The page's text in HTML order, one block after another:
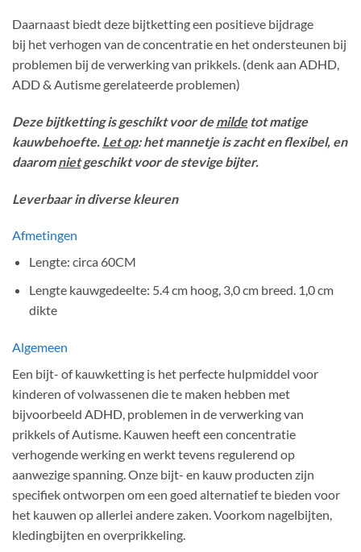
Daarnaast biedt deze bijtketting een positieve bijdrage
bij het verhogen van de concentratie en het ondersteunen bij
problemen bij de verwerking van prikkels. (denk aan ADHD,
ADD & Autisme gerelateerde problemen)
Deze bijtketting is geschikt voor demildetot matige
kauwbehoefte. Let op: het mannetje is zacht en flexibel, en
daaromnietgeschikt voor de stevige bijter.
Leverbaar in diverse kleuren
Afmetingen
Lengte: circa 60CM
Lengte kauwgedeelte: 5.4 cm hoog, 3,0 cm breed. 1,0 cm
dikte
Algemeen
Een bijt- of kauwketting is het perfecte hulpmiddel voor
kinderen of volwassenen die te maken hebben met
bijvoorbeeld ADHD, problemen in de verwerking van
prikkels of Autisme. Kauwen heeft een concentratie
verhogende werking en werkt tevens regulerend op
aanwezige spanning. Onze bijt- en kauw producten zijn
specifiek ontworpen om een goed alternatief te bieden voor
het kauwen op allerlei andere zaken. Voorkom nagelbijten,
kledingbijten en overprikkeling.